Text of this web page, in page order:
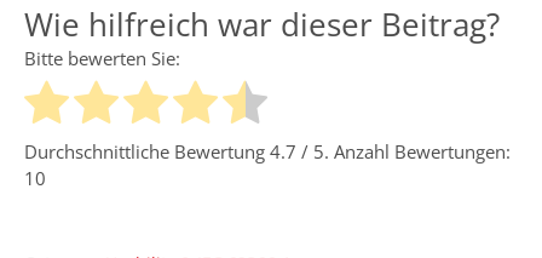
Wie hilfreich war dieser Beitrag?
Bitte bewerten Sie:
Durchschnittliche Bewertung 4.7 / 5. Anzahl Bewertungen:
10